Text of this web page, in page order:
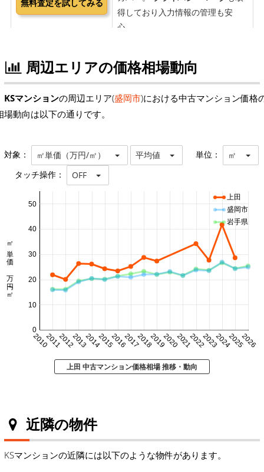
周辺エリアの価格相場動向
KSマンションの周辺エリア(盛岡市)における中古マンション価格
場動向は以下の通りです。
対象： ㎡単価（万円/㎡） 平均値 単位： ㎡
タッチ操作： OFF
20102011201220132014201520162017201820192020202120222023202420252026
0
10
20
30
40
50
㎡単価 万円/㎡
上田
盛岡市
岩手県
上田 中古マンション価格相場 推移・動向
近隣の物件
KSマンションの近隣には以下のような物件があります。